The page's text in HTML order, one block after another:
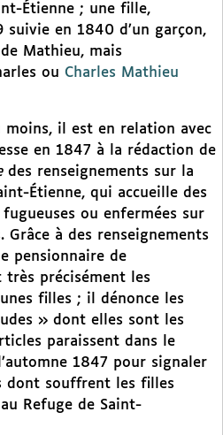
Étienne ; une fille,
suivie en 1840 d’un garçon,
Mathieu, mais
ou Charles Mathieu
moins, il est en relation avec
en 1847 à la rédaction de
des renseignements sur la
Étienne, qui accueille des
ou enfermées sur
Grâce à des renseignements
pensionnaire de
très précisément les
filles ; il dénonce les
» dont elles sont les
paraissent dans le
1847 pour signaler
dont souffrent les filles
Refuge de Saint-